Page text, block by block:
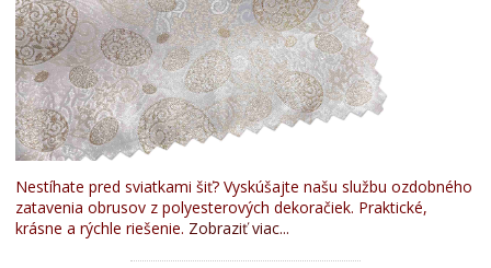
Nestíhate pred sviatkami šiť? Vyskúšajte našu službu ozdobného
zatavenia obrusov z polyesterových dekoračiek. Praktické,
krásne a rýchle riešenie. Zobraziť viac...